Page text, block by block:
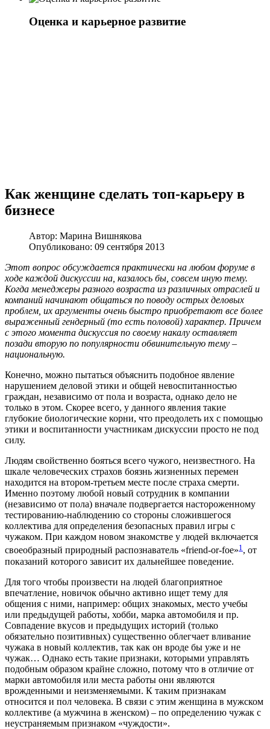
Оценка и карьерное развитие
Как женщине сделать топ-карьеру в
бизнесе
Автор: Марина Вишнякова
Опубликовано: 09 сентября 2013
Этот вопрос обсуждается практически на любом форуме в
ходе каждой дискуссии на, казалось бы, совсем иную тему.
Когда менеджеры разного возраста из различных отраслей и
компаний начинают общаться по поводу острых деловых
проблем, их аргументы очень быстро приобретают все более
выраженный гендерный (то есть половой) характер. Причем
с этого момента дискуссия по своему накалу оставляет
позади вторую по популярности обвинительную тему –
национальную.
Конечно, можно пытаться объяснить подобное явление
нарушением деловой этики и общей невоспитанностью
граждан, независимо от пола и возраста, однако дело не
только в этом. Скорее всего, у данного явления такие
глубокие биологические корни, что преодолеть их с помощью
этики и воспитанности участникам дискуссии просто не под
силу.
Людям свойственно бояться всего чужого, неизвестного. На
шкале человеческих страхов боязнь жизненных перемен
находится на втором-третьем месте после страха смерти.
Именно поэтому любой новый сотрудник в компании
(независимо от пола) вначале подвергается настороженному
тестированию-наблюдению со стороны сложившегося
коллектива для определения безопасных правил игры с
чужаком. При каждом новом знакомстве у людей включается
своеобразный природный распознаватель «friend-or-foe»1 , от
показаний которого зависит их дальнейшее поведение.
Для того чтобы произвести на людей благоприятное
впечатление, новичок обычно активно ищет тему для
общения с ними, например: общих знакомых, место учебы
или предыдущей работы, хобби, марка автомобиля и пр.
Совпадение вкусов и предыдущих историй (только
обязательно позитивных) существенно облегчает вливание
чужака в новый коллектив, так как он вроде бы уже и не
чужак… Однако есть такие признаки, которыми управлять
подобным образом крайне сложно, потому что в отличие от
марки автомобиля или места работы они являются
врожденными и неизменяемыми. К таким признакам
относится и пол человека. В связи с этим женщина в мужском
коллективе (а мужчина в женском) – по определению чужак с
неустраняемым признаком «чуждости».